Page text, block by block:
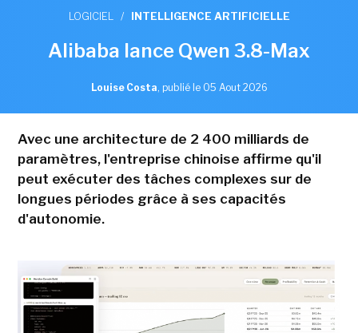
LOGICIEL / INTELLIGENCE ARTIFICIELLE
Alibaba lance Qwen 3.8-Max
Louise Costa, publié le 05 Aout 2026
Avec une architecture de 2 400 milliards de
paramètres, l'entreprise chinoise affirme qu'il
peut exécuter des tâches complexes sur de
longues périodes grâce à ses capacités
d'autonomie.